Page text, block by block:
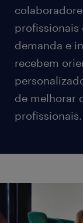
profissionais
demanda e
recebem
de melhorar
profissionais.